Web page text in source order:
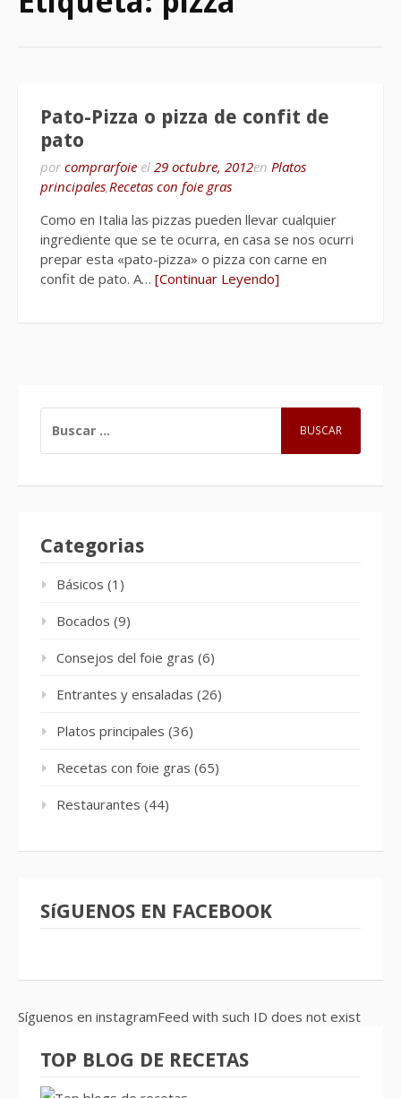
Pato-Pizza o pizza de confit de
pato
por comprarfoie el 29 octubre, 2012en Platos
principales,Recetas con foie gras
Como en Italia las pizzas pueden llevar cualquier
ingrediente que se te ocurra, en casa se nos ocurri
prepar esta «pato-pizza» o pizza con carne en
confit de pato. A… [Continuar Leyendo]
Categorias
Básicos (1)
Bocados (9)
Consejos del foie gras (6)
Entrantes y ensaladas (26)
Platos principales (36)
Recetas con foie gras (65)
Restaurantes (44)
SíGUENOS EN FACEBOOK
Síguenos en instagramFeed with such ID does not exist
TOP BLOG DE RECETAS